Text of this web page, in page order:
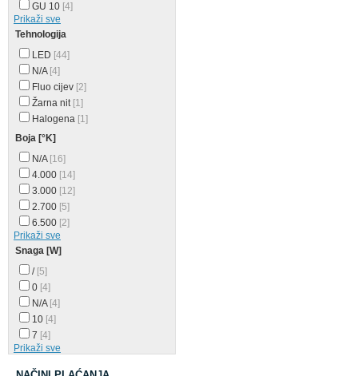
GU 10 [4]
Prikaži sve
Tehnologija
LED [44]
N/A [4]
Fluo cijev [2]
Žarna nit [1]
Halogena [1]
Boja [°K]
N/A [16]
4.000 [14]
3.000 [12]
2.700 [5]
6.500 [2]
Prikaži sve
Snaga [W]
/ [5]
0 [4]
N/A [4]
10 [4]
7 [4]
Prikaži sve